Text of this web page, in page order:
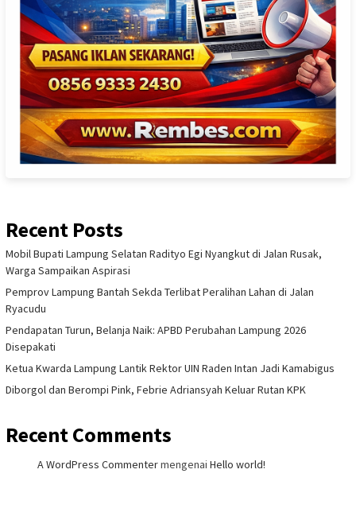
Recent Posts
Mobil Bupati Lampung Selatan Radityo Egi Nyangkut di Jalan Rusak,
Warga Sampaikan Aspirasi
Pemprov Lampung Bantah Sekda Terlibat Peralihan Lahan di Jalan
Ryacudu
Pendapatan Turun, Belanja Naik: APBD Perubahan Lampung 2026
Disepakati
Ketua Kwarda Lampung Lantik Rektor UIN Raden Intan Jadi Kamabigus
Diborgol dan Berompi Pink, Febrie Adriansyah Keluar Rutan KPK
Recent Comments
A WordPress Commentermengenai Hello world!